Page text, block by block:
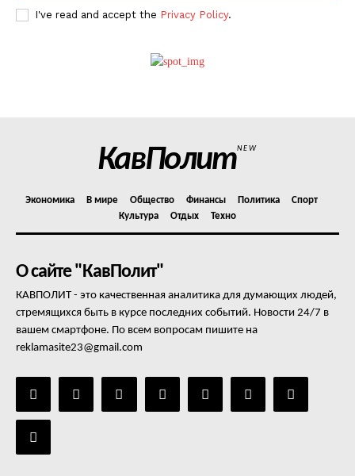
Контакты
I've read and accept the Privacy Policy.
КавПолитNEW
Экономика В мире Общество Финансы Политика
Спорт
Культура
Отдых Техно
О сайте "КавПолит"
КАВПОЛИТ - это качественная аналитика для думающих людей,
стремящихся быть в курсе последних событий. Новости 24/7 в
вашем смартфоне. По всем вопросам пишите на
reklamasite23@gmail.com